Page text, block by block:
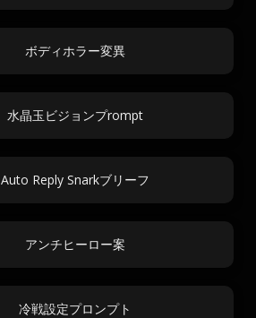
ボディホラー変異
水晶玉ビジョンプrompt
Auto Reply Snarkブリーフ
アンチヒーロー案
冷戦設定プロンプト